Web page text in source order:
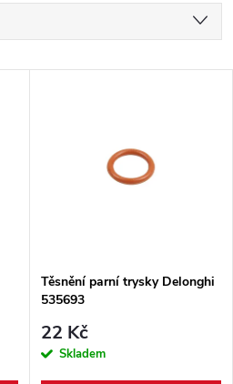
Těsnění parní trysky Delonghi
535693
22 Kč
Skladem